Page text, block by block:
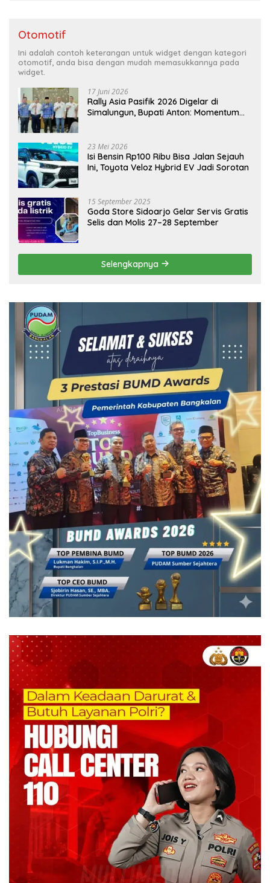
Otomotif
Ini adalah contoh keterangan untuk widget dengan kategori
otomotif, anda bisa dengan mudah memasukkannya pada
widget.
17 Juni 2026
Rally Asia Pasifik 2026 Digelar di
Simalungun, Bupati Anton: Momentum
23 Mei 2026
Isi Bensin Rp100 Ribu Bisa Jalan Sejauh
Ini, Toyota Veloz Hybrid EV Jadi Sorotan
15 September 2025
Goda Store Sidoarjo Gelar Servis Gratis
Selis dan Molis 27–28 September
Selengkapnya